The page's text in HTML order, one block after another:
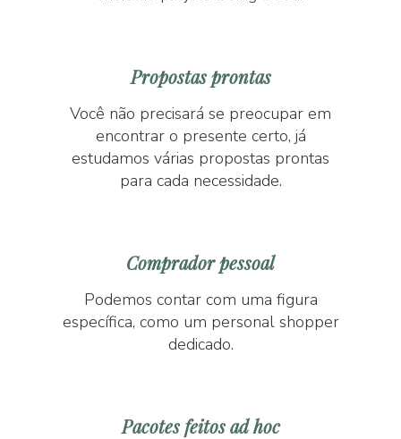
Propostas prontas
Você não precisará se preocupar em
encontrar o presente certo, já
estudamos várias propostas prontas
para cada necessidade.
Comprador pessoal
Podemos contar com uma figura
específica, como um personal shopper
dedicado.
Pacotes feitos ad hoc